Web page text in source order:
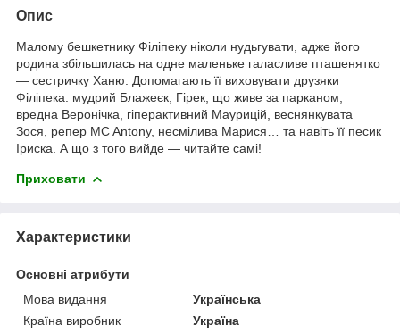
Опис
Малому бешкетнику Філіпеку ніколи нудьгувати, адже його
родина збільшилась на одне маленьке галасливе пташенятко
— сестричку Ханю. Допомагають її виховувати друзяки
Філіпека: мудрий Блажеєк, Гірек, що живе за парканом,
вредна Веронічка, гіперактивний Маурицій, веснянкувата
Зося, репер MC Antony, несмілива Марися… та навіть її песик
Іриска. А що з того вийде — читайте самі!
Приховати
Характеристики
Основні атрибути
Мова видання
Українська
Країна виробник
Україна